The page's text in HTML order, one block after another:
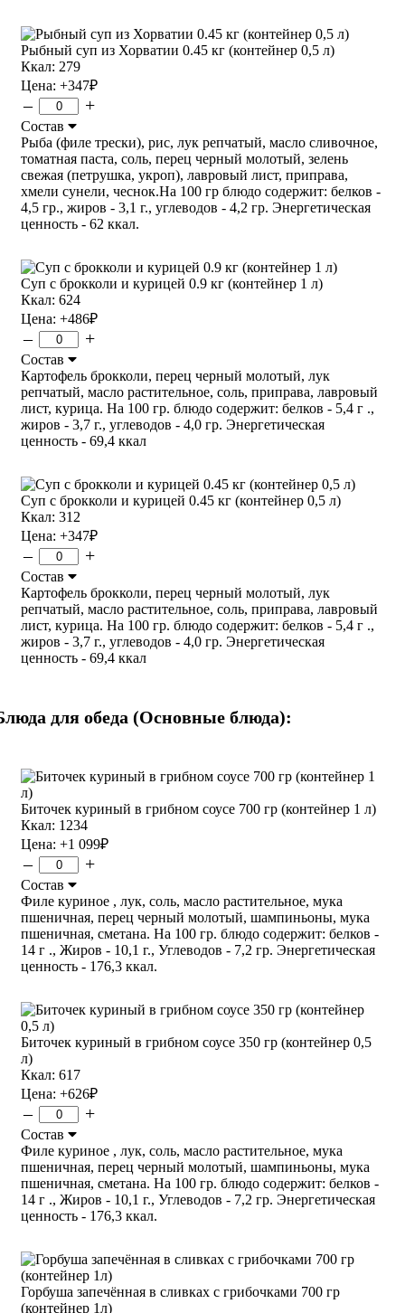
Рыбный суп из Хорватии 0.45 кг (контейнер 0,5 л)
Ккал: 279
Цена: +347₽
– +
Состав
Рыба (филе трески), рис, лук репчатый, масло сливочное,
томатная паста, соль, перец черный молотый, зелень
свежая (петрушка, укроп), лавровый лист, приправа,
хмели сунели, чеснок.На 100 гр блюдо содержит: белков -
4,5 гр., жиров - 3,1 г., углеводов - 4,2 гр. Энергетическая
ценность - 62 ккал.
Суп с брокколи и курицей 0.9 кг (контейнер 1 л)
Ккал: 624
Цена: +486₽
– +
Состав
Картофель брокколи, перец черный молотый, лук
репчатый, масло растительное, соль, приправа, лавровый
лист, курица. На 100 гр. блюдо содержит: белков - 5,4 г .,
жиров - 3,7 г., углеводов - 4,0 гр. Энергетическая
ценность - 69,4 ккал
Суп с брокколи и курицей 0.45 кг (контейнер 0,5 л)
Ккал: 312
Цена: +347₽
– +
Состав
Картофель брокколи, перец черный молотый, лук
репчатый, масло растительное, соль, приправа, лавровый
лист, курица. На 100 гр. блюдо содержит: белков - 5,4 г .,
жиров - 3,7 г., углеводов - 4,0 гр. Энергетическая
ценность - 69,4 ккал
для обеда (Основные блюда):
Биточек куриный в грибном соусе 700 гр (контейнер 1 л)
Ккал: 1234
Цена: +1 099₽
– +
Состав
Филе куриное , лук, соль, масло растительное, мука
пшеничная, перец черный молотый, шампиньоны, мука
пшеничная, сметана. На 100 гр. блюдо содержит: белков -
14 г ., Жиров - 10,1 г., Углеводов - 7,2 гр. Энергетическая
ценность - 176,3 ккал.
Биточек куриный в грибном соусе 350 гр (контейнер 0,5
л)
Ккал: 617
Цена: +626₽
– +
Состав
Филе куриное , лук, соль, масло растительное, мука
пшеничная, перец черный молотый, шампиньоны, мука
пшеничная, сметана. На 100 гр. блюдо содержит: белков -
14 г ., Жиров - 10,1 г., Углеводов - 7,2 гр. Энергетическая
ценность - 176,3 ккал.
Горбуша запечённая в сливках с грибочками 700 гр
(контейнер 1л)